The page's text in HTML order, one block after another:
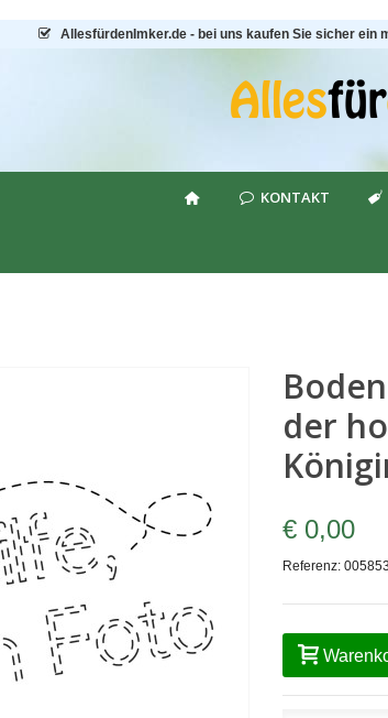
AllesfürdenImker.de - bei uns kaufen Sie sicher ein
KONTAKT
der
€ 0,00
Referenz: 005853